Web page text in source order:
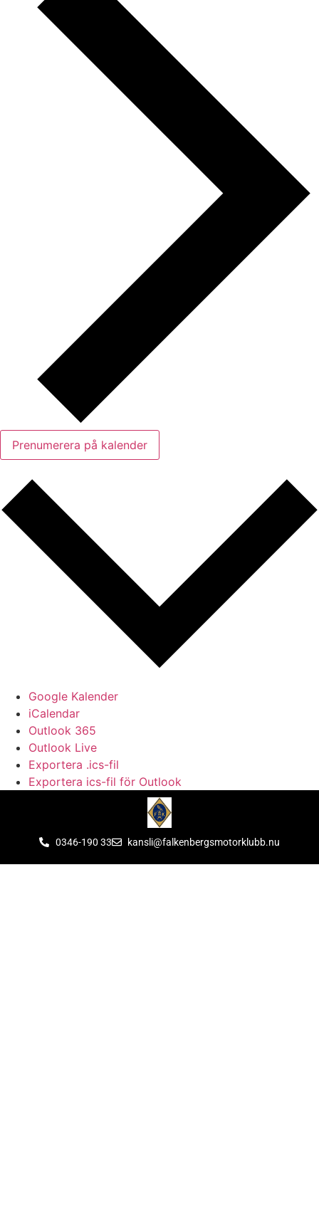
Prenumerera på kalender
Google Kalender
iCalendar
Outlook 365
Outlook Live
Exportera .ics-fil
Exportera ics-fil för Outlook
0346-190 33 kansli@falkenbergsmotorklubb.nu